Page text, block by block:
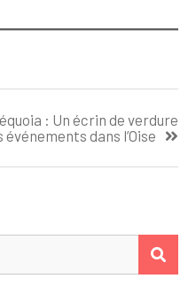
: Un écrin de verdure
événements dans l’Oise